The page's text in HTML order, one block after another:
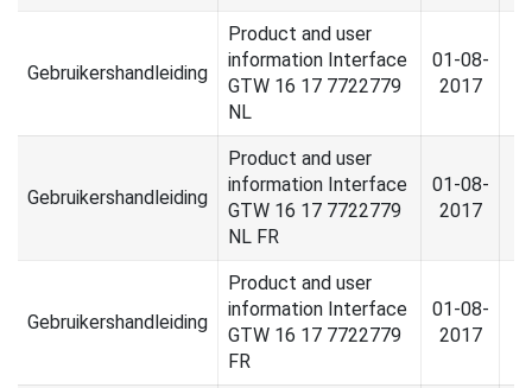
Gebruikershandleiding
Product and user
information Interface
GTW 16 17 7722779
NL
01-08-
2017
Gebruikershandleiding
Product and user
information Interface
GTW 16 17 7722779
NL FR
01-08-
2017
Gebruikershandleiding
Product and user
information Interface
GTW 16 17 7722779
FR
01-08-
2017